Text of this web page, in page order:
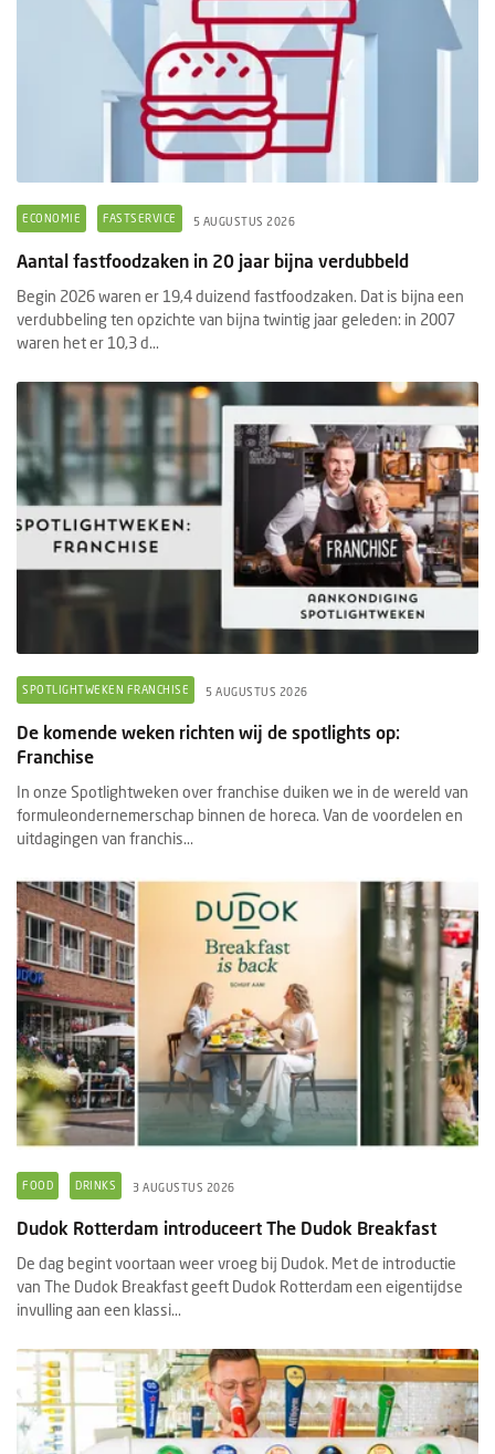
ECONOMIE FASTSERVICE 5 AUGUSTUS 2026
Aantal fastfoodzaken in 20 jaar bijna verdubbeld
Begin 2026 waren er 19,4 duizend fastfoodzaken. Dat is bijna een
verdubbeling ten opzichte van bijna twintig jaar geleden: in 2007
waren het er 10,3 d...
SPOTLIGHTWEKEN FRANCHISE 5 AUGUSTUS 2026
De komende weken richten wij de spotlights op:
Franchise
In onze Spotlightweken over franchise duiken we in de wereld van
formuleondernemerschap binnen de horeca. Van de voordelen en
uitdagingen van franchis...
FOOD DRINKS 3 AUGUSTUS 2026
Dudok Rotterdam introduceert The Dudok Breakfast
De dag begint voortaan weer vroeg bij Dudok. Met de introductie
van The Dudok Breakfast geeft Dudok Rotterdam een eigentijdse
invulling aan een klassi...